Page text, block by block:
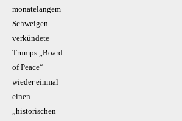
monatelangem
Schweigen
verkündete
Trumps „Board
of Peace“
wieder einmal
einen
„historischen